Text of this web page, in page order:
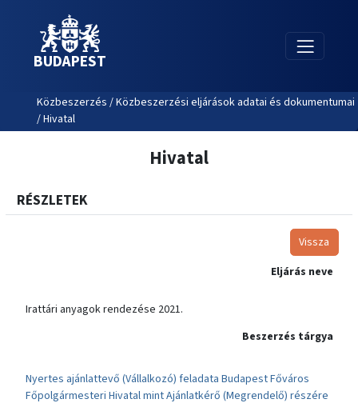
BUDAPEST
Közbeszerzés / Közbeszerzési eljárások adatai és dokumentumai
/ Hivatal
Hivatal
RÉSZLETEK
Vissza
Eljárás neve
Irattári anyagok rendezése 2021.
Beszerzés tárgya
Nyertes ajánlattevő (Vállalkozó) feladata Budapest Főváros
Főpolgármesteri Hivatal mint Ajánlatkérő (Megrendelő) részére